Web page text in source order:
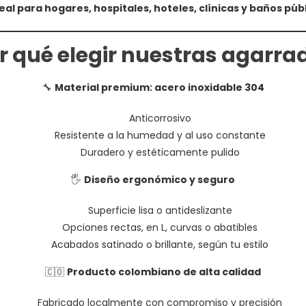
para hogares, hospitales, hoteles, clínicas y baños
qué elegir nuestras
🔧 Material premium: acero inoxidable 304
Anticorrosivo
Resistente a la humedad y al uso constante
Duradero y estéticamente pulido
🖐️ Diseño ergonómico y seguro
Superficie lisa o antideslizante
Opciones rectas, en L, curvas o abatibles
Acabados satinado o brillante, según tu estilo
🇨🇴 Producto colombiano de alta calidad
Fabricado localmente con compromiso y precisión